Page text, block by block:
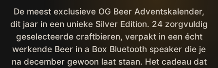
De meest exclusieve OG Beer Adventskalender,
dit jaar in een unieke Silver Edition. 24 zorgvuldig
geselecteerde craftbieren, verpakt in een écht
werkende Beer in a Box Bluetooth speaker die je
na december gewoon laat staan. Het cadeau dat